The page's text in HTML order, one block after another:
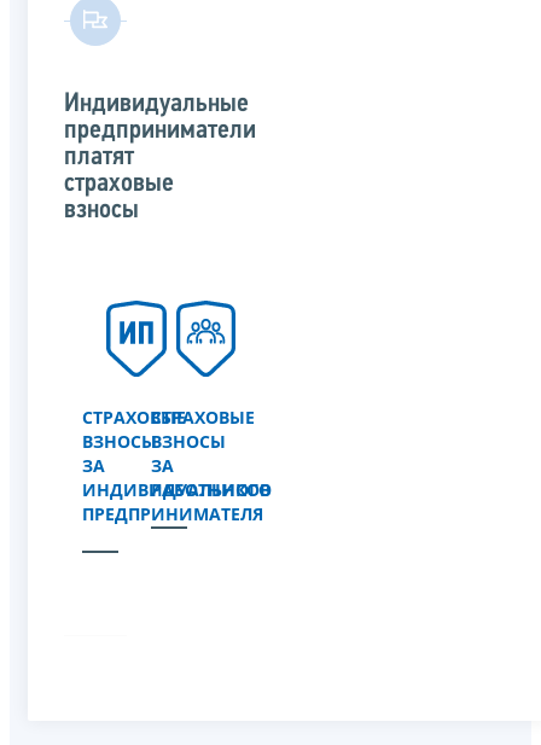
Индивидуальные
предприниматели
платят
страховые
взносы
СТРАХОВЫЕ
ВЗНОСЫ
ЗА
ИНДИВИДУАЛЬНОГО
ПРЕДПРИНИМАТЕЛЯ
СТРАХОВЫЕ
ВЗНОСЫ
ЗА
РАБОТНИКОВ